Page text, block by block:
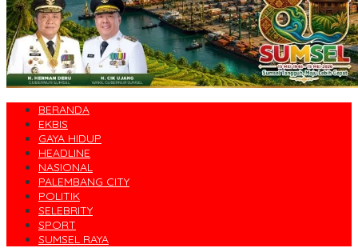
BERANDA
EKBIS
GAYA HIDUP
HEADLINE
NASIONAL
PALEMBANG CITY
POLITIK
SELEBRITY
SPORT
SUMSEL RAYA